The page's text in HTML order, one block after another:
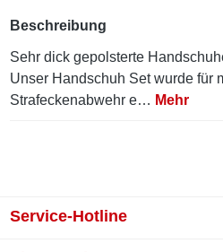
Beschreibung
Sehr dick gepolsterte
Unser Handschuh Set wurde für
Strafeckenabwehr e… Mehr
Service-Hotline